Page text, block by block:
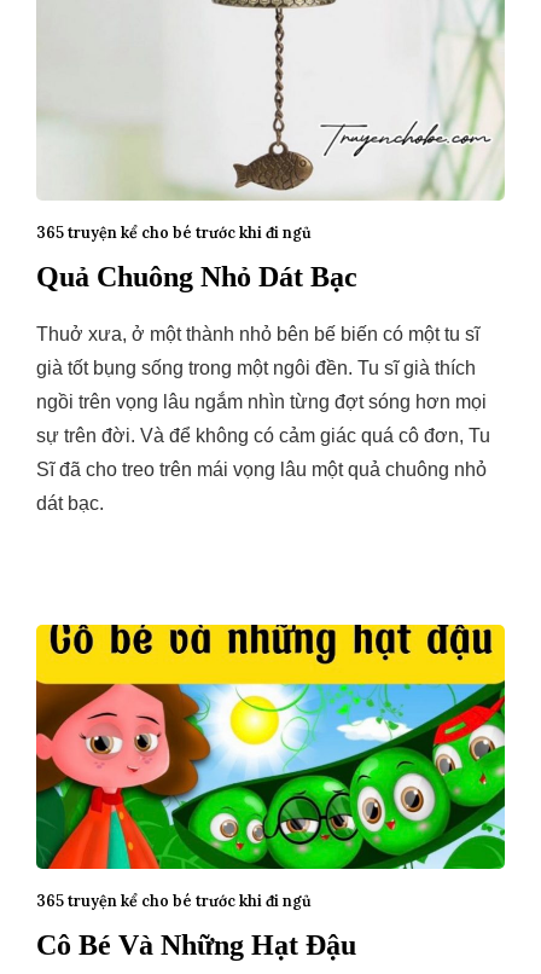
365 truyện kể cho bé trước khi đi ngủ
Quả Chuông Nhỏ Dát Bạc
Thuở xưa, ở một thành nhỏ bên bế biến có một tu sĩ
già tốt bụng sống trong một ngôi đền. Tu sĩ già thích
ngồi trên vọng lâu ngắm nhìn từng đợt sóng hơn mọi
sự trên đời. Và để không có cảm giác quá cô đơn, Tu
Sĩ đã cho treo trên mái vọng lâu một quả chuông nhỏ
dát bạc.
365 truyện kể cho bé trước khi đi ngủ
Cô Bé Và Những Hạt Đậu